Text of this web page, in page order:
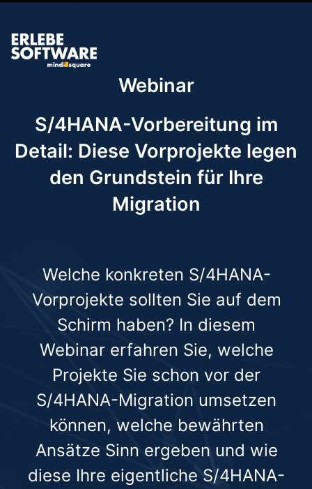
Webinar
S/4HANA-Vorbereitung im
Detail: Diese Vorprojekte legen
den Grundstein für Ihre
Migration
Welche konkreten S/4HANA-
Vorprojekte sollten Sie auf dem
Schirm haben? In diesem
Webinar erfahren Sie, welche
Projekte Sie schon vor der
S/4HANA-Migration umsetzen
können, welche bewährten
Ansätze Sinn ergeben und wie
diese Ihre eigentliche S/4HANA-